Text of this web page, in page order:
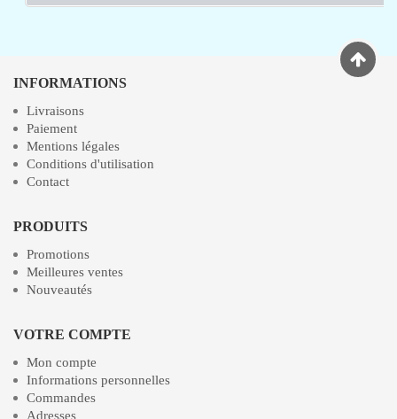
INFORMATIONS
Livraisons
Paiement
Mentions légales
Conditions d'utilisation
Contact
PRODUITS
Promotions
Meilleures ventes
Nouveautés
VOTRE COMPTE
Mon compte
Informations personnelles
Commandes
Adresses